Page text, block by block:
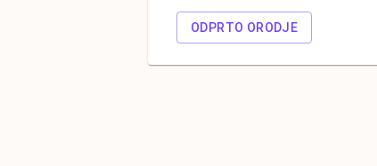
ODPRTO ORODJE